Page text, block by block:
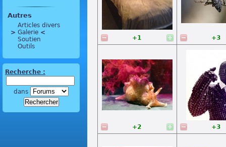
Autres
Articles divers
> Galerie <
Soutien
Outils
Recherche :
dans
+1 +3
+2 +3